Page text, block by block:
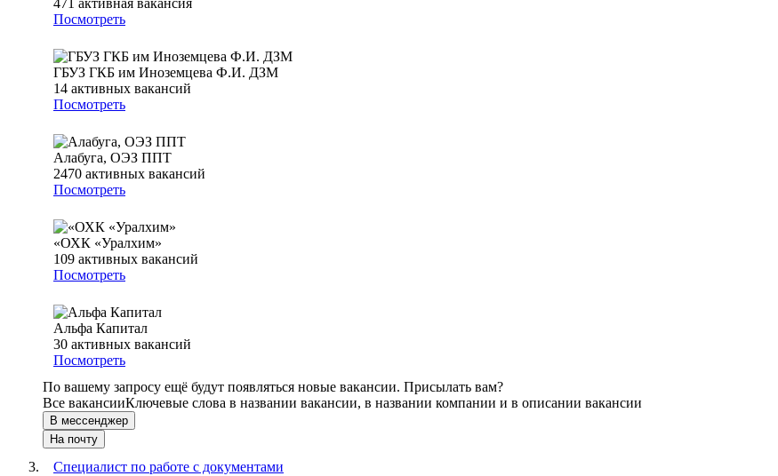
471
активная вакансия
Посмотреть
ГБУЗ ГКБ им Иноземцева Ф.И. ДЗМ
14 активных вакансий
Посмотреть
Алабуга, ОЭЗ ППТ
2470 активных вакансий
Посмотреть
«ОХК «Уралхим»
109 активных вакансий
Посмотреть
Альфа Капитал
30 активных вакансий
Посмотреть
По вашему запросу ещё будут появляться новые вакансии. Присылать вам?
Все вакансииКлючевые слова в названии вакансии, в названии компании и в описании вакансии
В мессенджер
На почту
Специалист по работе с документами